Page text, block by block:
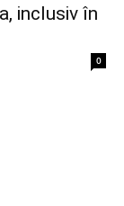
inclusiv în
0